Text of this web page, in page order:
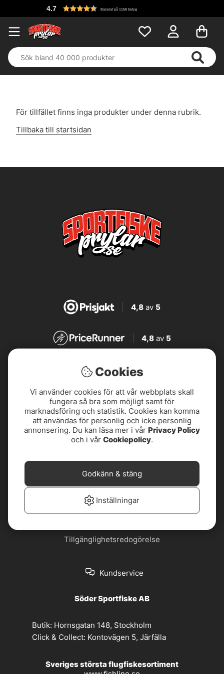
4.7 Baserat på 1158 betyg
För tillfället finns inga produkter under denna rubrik.
Tillbaka till startsidan
4,8av 5
4,8 av 5
4,7
4,7av5
leveransvillkor
Nyhetsbrev
Om oss Privacy policy
Tillgänglighetsredogörelse
Kundservice
Söder Sportfiske AB
Butik: Hornsgatan 148, Stockholm
Click & Collect: Kontovägen 5, Järfälla
Sveriges största flugfiskesortiment
Cookies
Vi använder cookies för att vår webbplats skall
fungera så bra som möjligt samt för
marknadsföring och statistik. Cookies kan komma
att användas för personlig och icke personlig
annonsering. Du kan läsa mer i vår Privacy Policy
och i vår Cookiepolicy.
Inställningar
Godkänn & stäng